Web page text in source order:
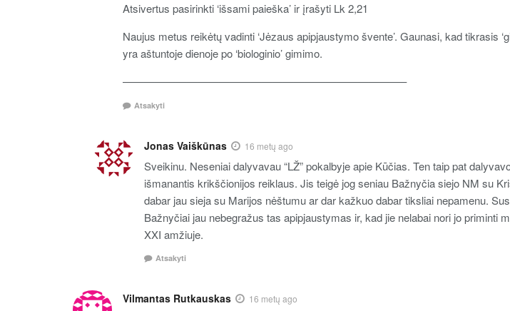
Atsivertus pasirinkti ‘išsami paieška’ ir įrašyti Lk 2,21
Naujus metus reikėtų vadinti ‘Jėzaus apipjaustymo švente’. Gaunasi, kad tikrasis
yra aštuntoje dienoje po ‘biologinio’ gimimo.
——————————————————————————–
Atsakyti
Jonas Vaiškūnas 16 metų ago
Sveikinu. Neseniai dalyvavau “LŽ” pokalbyje apie Kūčias. Ten taip pat
išmanantis krikščionijos reiklaus. Jis teigė jog seniau Bažnyčia siejo NM su
dabar jau sieja su Marijos nėštumu ar dar kažkuo dabar tiksliai nepamenu.
Bažnyčiai jau nebegražus tas apipjaustymas ir, kad jie nelabai nori jo priminti
XXI amžiuje.
Atsakyti
Vilmantas Rutkauskas 16 metų ago